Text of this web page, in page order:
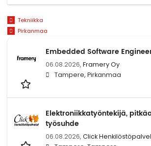
Tekniikka
Pirkanmaa
Embedded Software
06.08.2026, Framery Oy
Tampere, Pirkanmaa
Elektroniikkatyöntekijä,
työsuhde
06.08.2026, Click